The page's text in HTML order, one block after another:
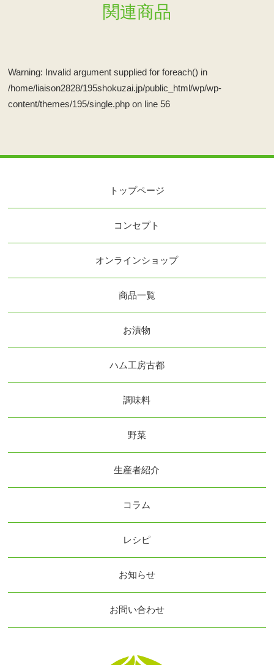
関連商品
Warning: Invalid argument supplied for foreach() in
/home/liaison2828/195shokuzai.jp/public_html/wp/wp-
content/themes/195/single.php on line56
トップページ
コンセプト
オンラインショップ
商品一覧
お漬物
ハム工房古都
調味料
野菜
生産者紹介
コラム
レシピ
お知らせ
お問い合わせ